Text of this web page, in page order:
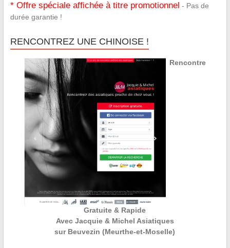
* Offre spéciale affichée à titre promotionnel - Pas de
durée garantie !
RENCONTREZ UNE CHINOISE !
Rencontre
Gratuite & Rapide
Avec Jacquie & Michel Asiatiques
sur Beuvezin (Meurthe-et-Moselle)